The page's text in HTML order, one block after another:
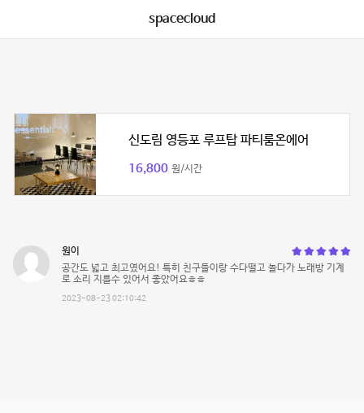
spacecloud
신도림 영등포 루프탑 파티룸온에어
16,800 원/시간
원이
공간도 넓고 최고였어요! 특히 친구들이랑 수다떨고 놀다가 노래방 기계
로 소리 지를수 있어서 좋았어요ㅎㅎ
2023-08-23 02:10:42